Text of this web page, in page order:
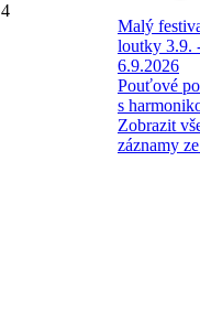
4
Malý
loutky 3.9.
6.9.2026
Pouťové
s
Zobrazit
záznamy